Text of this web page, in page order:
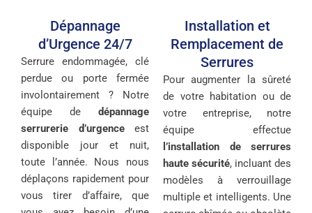
Dépannage
d’Urgence 24/7
Serrure endommagée, clé
perdue ou porte fermée
involontairement ? Notre
équipe de dépannage
serrurerie d’urgenceest
disponible jour et nuit,
toute l’année. Nous nous
déplaçons rapidement pour
vous tirer d’affaire, que
Installation et
Remplacement de
Serrures
Pour augmenter la sûreté
de votre habitation ou de
votre entreprise, notre
équipe effectue
l’installation de serrures
haute sécurité, incluant des
modèles à verrouillage
multiple et intelligents. Une